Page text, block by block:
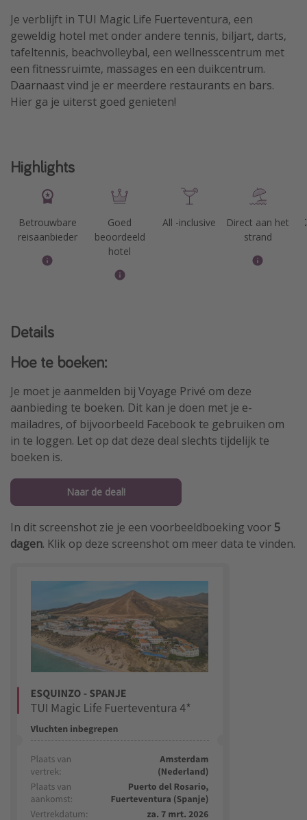
Je verblijft in TUI Magic Life Fuerteventura, een
geweldig hotel met onder andere tennis, biljart, darts,
tafeltennis, beachvolleybal, een wellnesscentrum met
een fitnessruimte, massages en een duikcentrum.
Daarnaast vind je er meerdere restaurants en bars.
Hier ga je uiterst goed genieten!
Highlights
Betrouwbare
reisaanbieder
Goed
beoordeeld
hotel
All -inclusive
Direct aan het
strand
Details
Hoe te boeken:
Je moet je aanmelden bij Voyage Privé om deze
aanbieding te boeken. Dit kan je doen met je e-
mailadres, of bijvoorbeeld Facebook te gebruiken om
in te loggen. Let op dat deze deal slechts tijdelijk te
boeken is.
Naar de deal!
In dit screenshot zie je een voorbeeldboeking voor 5
dagen. Klik op deze screenshot om meer data te vinden.